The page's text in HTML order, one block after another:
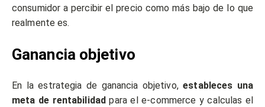
consumidor a percibir el precio como más bajo de lo que
realmente es.
Ganancia objetivo
En la estrategia de ganancia objetivo,estableces una
meta de rentabilidad para el e-commerce y calculas el